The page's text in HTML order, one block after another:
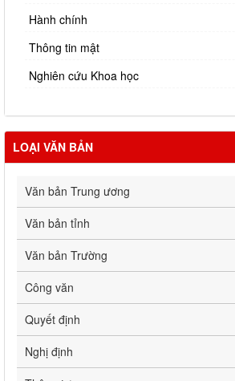
Hành chính
Thông tin mật
Nghiên cứu Khoa học
LOẠI VĂN BẢN
Văn bản Trung ương
Văn bản tỉnh
Văn bản Trường
Công văn
Quyết định
Nghị định